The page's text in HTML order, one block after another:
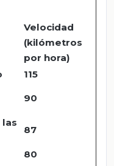
Velocidad
(kilómetros
por hora)
115
90
87
80